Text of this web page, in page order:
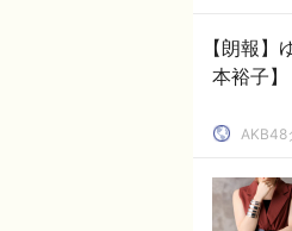
【朗報
本裕子】
AKB48